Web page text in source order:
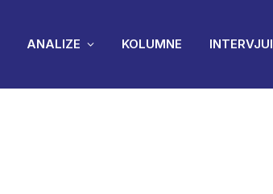
ANALIZE KOLUMNE INTERVJUI